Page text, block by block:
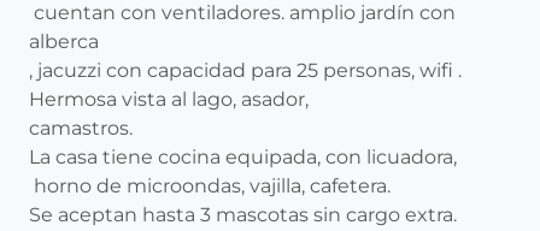
cuentan con ventiladores. amplio jardín con
alberca
, jacuzzi con capacidad para 25 personas, wifi .
Hermosa vista al lago, asador,
camastros.
La casa tiene cocina equipada, con licuadora,
horno de microondas, vajilla, cafetera.
Se aceptan hasta 3 mascotas sin cargo extra.